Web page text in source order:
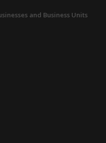
and Business Units